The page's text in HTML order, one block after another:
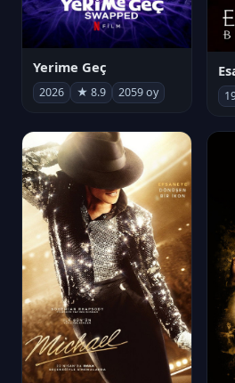
Yerime Geç
2026 ★ 8.9 2059 oy